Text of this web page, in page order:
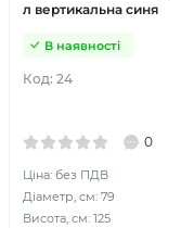
л вертикальна синя
Код: 24
В наявності
0
Ціна: без ПДВ
Діаметр, см: 79
Висота, см: 125